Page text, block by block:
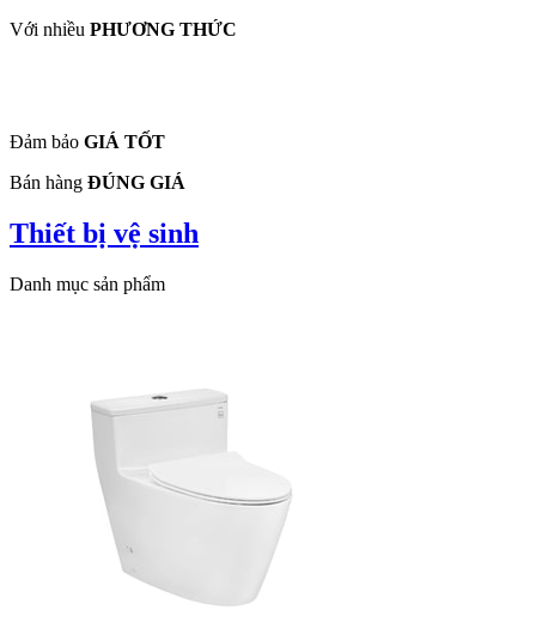
Với nhiều PHƯƠNG THỨC
Đảm bảo GIÁ TỐT
Bán hàng ĐÚNG GIÁ
Thiết bị vệ sinh
Danh mục sản phẩm